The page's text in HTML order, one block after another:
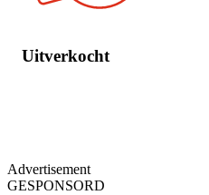
Uitverkocht
Advertisement
GESPONSORD